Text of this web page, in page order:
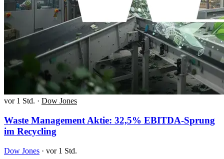
vor 1 Std. · Dow Jones
Waste Management Aktie: 32,5% EBITDA-Sprung
im Recycling
Dow Jones · vor 1 Std.